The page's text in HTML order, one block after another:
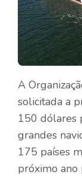
A
solicitada a
150 dólares
grandes
175 países
próximo ano